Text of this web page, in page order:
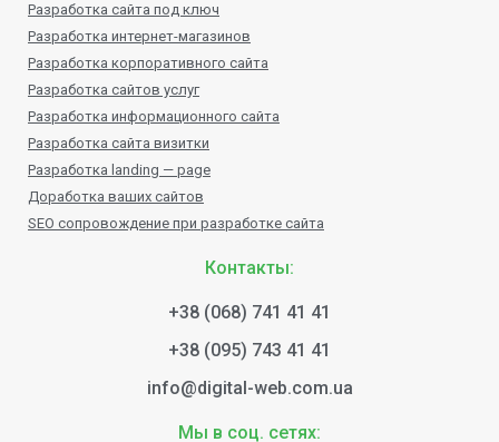
Разработка сайта под ключ
Разработка интернет-магазинов
Разработка корпоративного сайта
Разработка сайтов услуг
Разработка информационного сайта
Разработка сайта визитки
Разработка landing — page
Доработка ваших сайтов
SEO сопровождение при разработке сайта
Контакты:
+38 (068) 741 41 41
+38 (095) 743 41 41
info@digital-web.com.ua
Мы в соц. сетях: